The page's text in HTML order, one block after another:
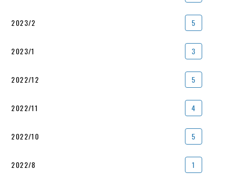
2023/2 5
2023/1 3
2022/12 5
2022/11 4
2022/10 5
2022/8 1